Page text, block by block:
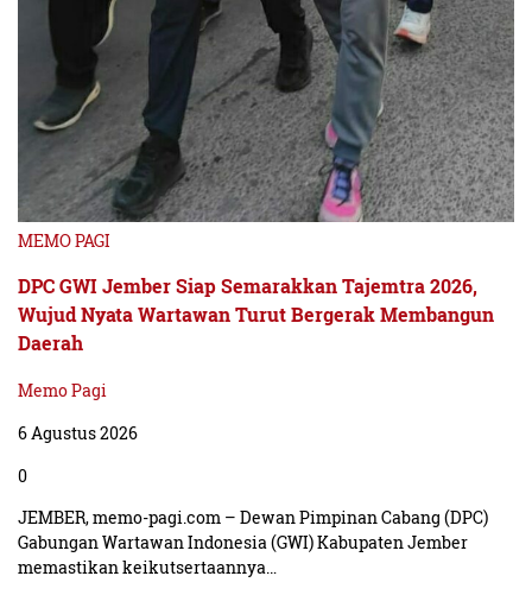
MEMO PAGI
DPC GWI Jember Siap Semarakkan Tajemtra 2026,
Wujud Nyata Wartawan Turut Bergerak Membangun
Daerah
Memo Pagi
6 Agustus 2026
0
JEMBER, memo-pagi.com – Dewan Pimpinan Cabang (DPC)
Gabungan Wartawan Indonesia (GWI) Kabupaten Jember
memastikan keikutsertaannya…